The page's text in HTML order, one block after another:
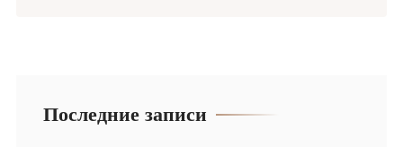
Последние записи